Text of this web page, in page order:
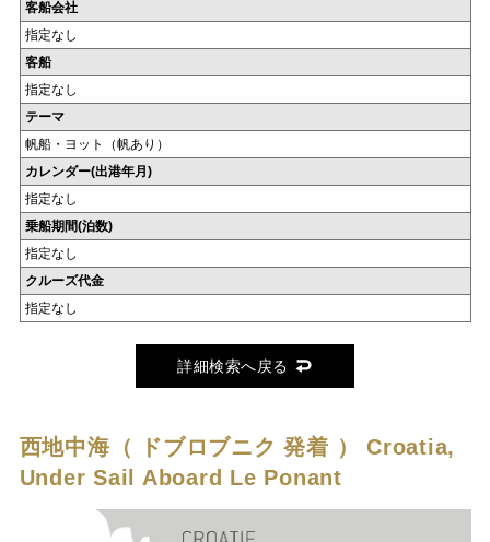
客船会社
指定なし
客船
指定なし
テーマ
帆船・ヨット（帆あり）
カレンダー(出港年月)
指定なし
乗船期間(泊数)
指定なし
クルーズ代金
指定なし
詳細検索へ戻る
西地中海（ ドブロブニク 発着 ） Croatia,
Under Sail Aboard Le Ponant